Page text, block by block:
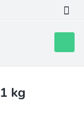
košík
kg